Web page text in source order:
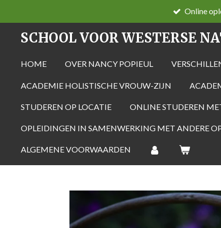
direct
naar
hoofdinhoud
Online
SCHOOL VOOR WESTERSE
HOME OVER NANCY POPIEUL
ACADEMIE HOLISTISCHE VROUW-ZIJN
STUDEREN OP LOCATIE ONLINE STUDEREN
OPLEIDINGEN IN SAMENWERKING MET ANDERE
ALGEMENE VOORWAARDEN